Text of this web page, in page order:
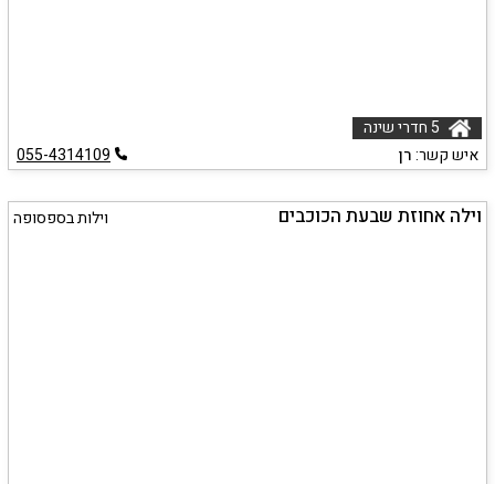
איש קשר:רן 055-4314109
וילה אחוזת שבעת הכוכבים וילות בספסופה